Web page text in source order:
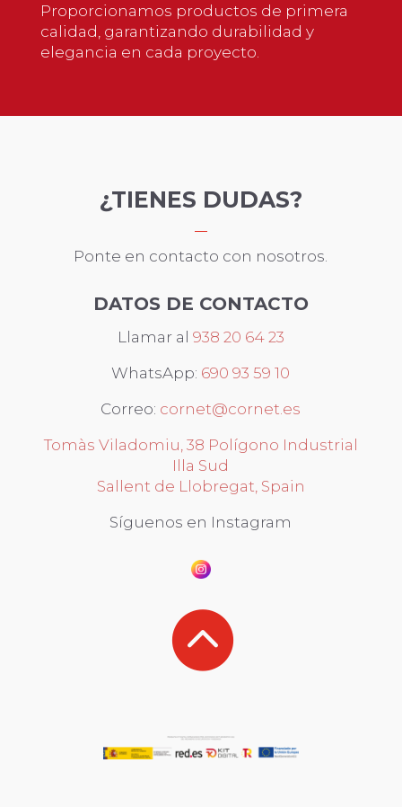
Proporcionamos productos de primera
calidad, garantizando durabilidad y
elegancia en cada proyecto.
¿TIENES DUDAS?
Ponte en contacto con nosotros.
DATOS DE CONTACTO
Llamar al 938 20 64 23
WhatsApp: 690 93 59 10
Correo: cornet@cornet.es
Tomàs Viladomiu, 38 Polígono Industrial
Illa Sud
Sallent de Llobregat, Spain
Síguenos en Instagram
